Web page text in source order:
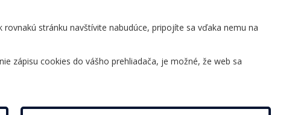
stránku navštívite nabudúce, pripojíte sa vďaka nemu na
zápisu cookies do vášho prehliadača, je možné, že web sa